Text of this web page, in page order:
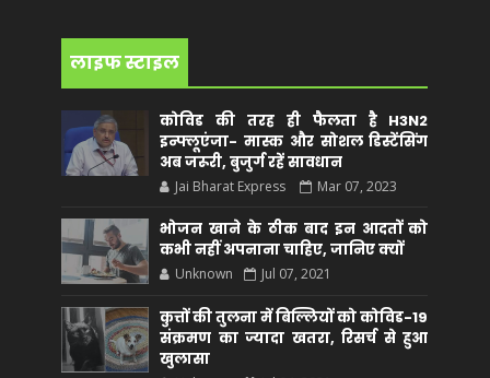
लाइफ स्टाइल
कोविड की तरह ही फैलता है H3N2
इन्फ्लूएंजा- मास्क और सोशल डिस्टेंसिंग
अब जरूरी, बुजुर्ग रहें सावधान
Jai Bharat Express Mar 07, 2023
भोजन खाने के ठीक बाद इन आदतों को
कभी नहीं अपनाना चाहिए, जानिए क्यों
Unknown Jul 07, 2021
कुत्तों की तुलना में बिल्लियों को कोविड-19
संक्रमण का ज्यादा खतरा, रिसर्च से हुआ
खुलासा